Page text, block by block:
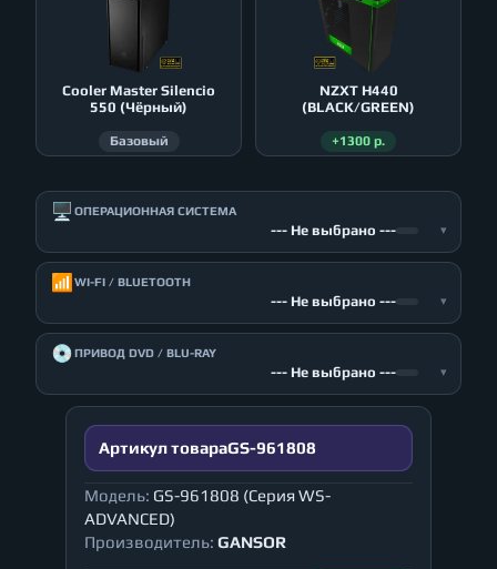
Cooler Master Silencio
550 (Чёрный)
Базовый
NZXT H440
(BLACK/GREEN)
+1300 р.
🖥️ ОПЕРАЦИОННАЯ СИСТЕМА
--- Не выбрано --- ▾
📶 WI-FI / BLUETOOTH
--- Не выбрано --- ▾
💿ПРИВОД DVD / BLU-RAY
--- Не выбрано --- ▾
Артикул товараGS-961808
Модель: GS-961808 (Серия WS-
ADVANCED)
Производитель: GANSOR